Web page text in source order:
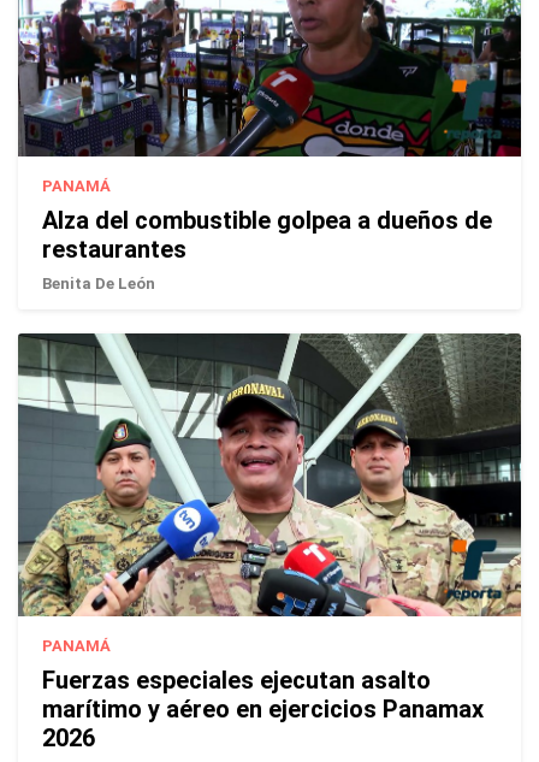
PANAMÁ
Alza del combustible golpea a dueños de
restaurantes
Benita De León
PANAMÁ
Fuerzas especiales ejecutan asalto
marítimo y aéreo en ejercicios Panamax
2026